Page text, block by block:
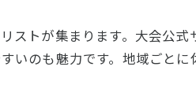
ストが集まります。大会公式
いのも魅力です。地域ごとに